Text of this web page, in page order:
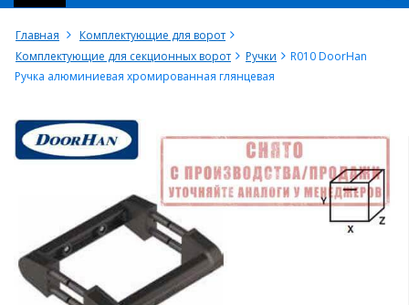
Главная
Комплектующие для ворот
Комплектующие для секционных ворот
Ручки
R010 DoorHan
Ручка алюминиевая хромированная глянцевая